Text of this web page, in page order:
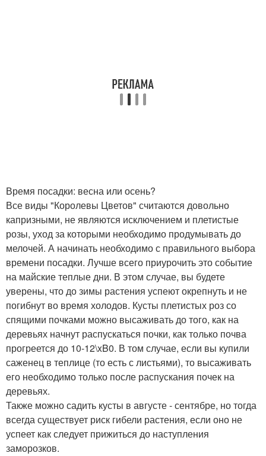
Время посадки: весна или осень?
Все виды "Королевы Цветов" считаются довольно
капризными, не являются исключением и плетистые
розы, уход за которыми необходимо продумывать до
мелочей. А начинать необходимо с правильного выбора
времени посадки. Лучше всего приурочить это событие
на майские теплые дни. В этом случае, вы будете
уверены, что до зимы растения успеют окрепнуть и не
погибнут во время холодов. Кусты плетистых роз со
спящими почками можно высаживать до того, как на
деревьях начнут распускаться почки, как только почва
прогреется до 10-12\xB0. В том случае, если вы купили
саженец в теплице (то есть с листьями), то высаживать
его необходимо только после распускания почек на
деревьях.
Также можно садить кусты в августе - сентябре, но тогда
всегда существует риск гибели растения, если оно не
успеет как следует прижиться до наступления
заморозков.